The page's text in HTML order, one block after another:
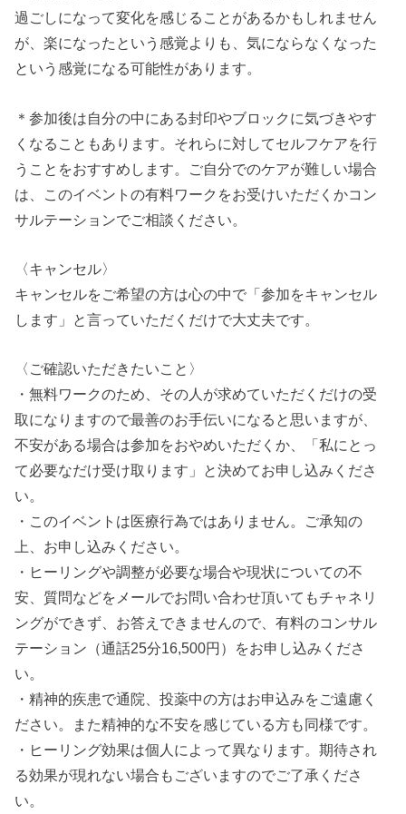
過ごしになって変化を感じることがあるかもしれません
が、楽になったという感覚よりも、気にならなくなった
という感覚になる可能性があります。
＊参加後は自分の中にある封印やブロックに気づきやす
くなることもあります。それらに対してセルフケアを行
うことをおすすめします。ご自分でのケアが難しい場合
は、このイベントの有料ワークをお受けいただくかコン
サルテーションでご相談ください。
〈キャンセル〉
キャンセルをご希望の方は心の中で「参加をキャンセル
します」と言っていただくだけで大丈夫です。
〈ご確認いただきたいこと〉
・無料ワークのため、その人が求めていただくだけの受
取になりますので最善のお手伝いになると思いますが、
不安がある場合は参加をおやめいただくか、「私にとっ
て必要なだけ受け取ります」と決めてお申し込みくださ
い。
・このイベントは医療行為ではありません。ご承知の
上、お申し込みください。
・ヒーリングや調整が必要な場合や現状についての不
安、質問などをメールでお問い合わせ頂いてもチャネリ
ングができず、お答えできませんので、有料のコンサル
テーション（通話25分16,500円）をお申し込みくださ
い。
・精神的疾患で通院、投薬中の方はお申込みをご遠慮く
ださい。また精神的な不安を感じている方も同様です。
・ヒーリング効果は個人によって異なります。期待され
る効果が現れない場合もございますのでご了承くださ
い。